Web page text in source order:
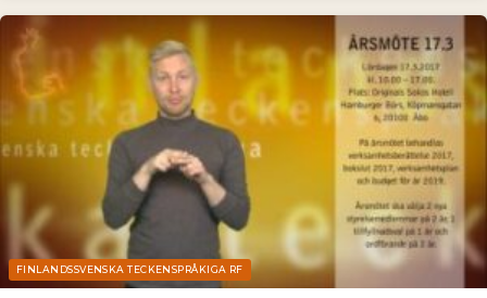
FINLANDSSVENSKA TECKENSPRÅKIGA RF